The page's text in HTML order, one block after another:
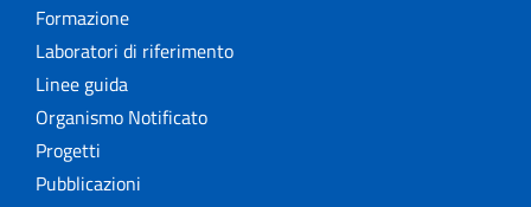
Formazione
Laboratori di riferimento
Linee guida
Organismo Notificato
Progetti
Pubblicazioni